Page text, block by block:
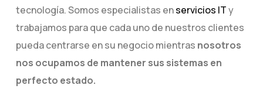
tecnología. Somos especialistas enservicios ITy
trabajamos para que cada uno de nuestros clientes
pueda centrarse en su negocio mientras nosotros
nos ocupamos de mantener sus sistemas en
perfecto estado.